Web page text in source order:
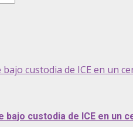
custodia de ICE en un
custodia de ICE en un